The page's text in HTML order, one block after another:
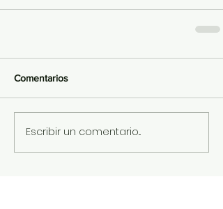
Comentarios
Escribir un comentario...